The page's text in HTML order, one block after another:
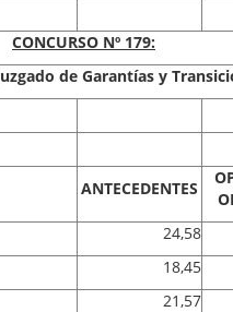
CONCURSO Nº 179:
de Garantías y
ANTECEDENTES
24,58
18,45
21,57